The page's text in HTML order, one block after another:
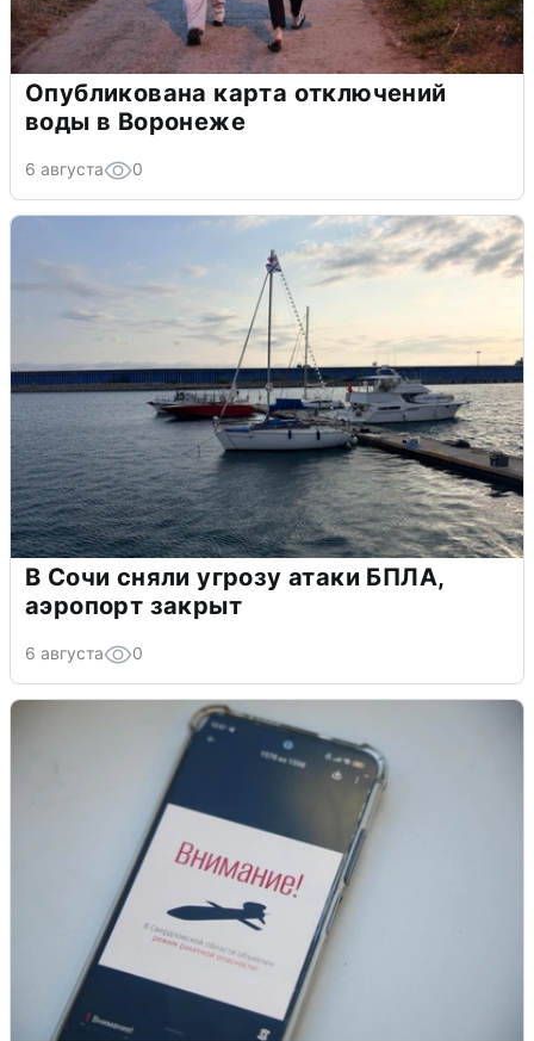
Опубликована карта отключений
воды в Воронеже
6 августа 0
В Сочи сняли угрозу атаки БПЛА,
аэропорт закрыт
6 августа 0